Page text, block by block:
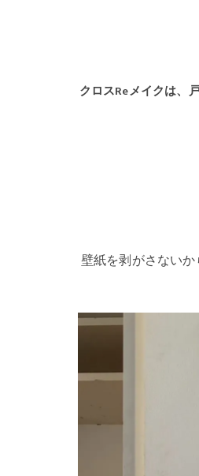
クロスReメイクは、
壁紙を剥がさない